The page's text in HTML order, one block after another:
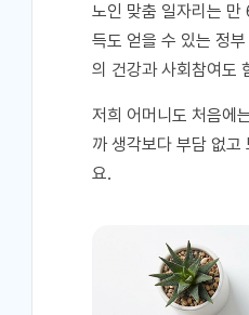
노인 맞춤 일자리는 만
득도 얻을 수 있는 정
의 건강과 사회참여도
저희 어머니도 처음에
까 생각보다 부담 없고
요.